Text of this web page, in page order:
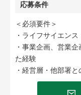
応募条件
＜必須要件＞
・ライフサイエン
・事業企画、営業
た経験
・経営層・他部署